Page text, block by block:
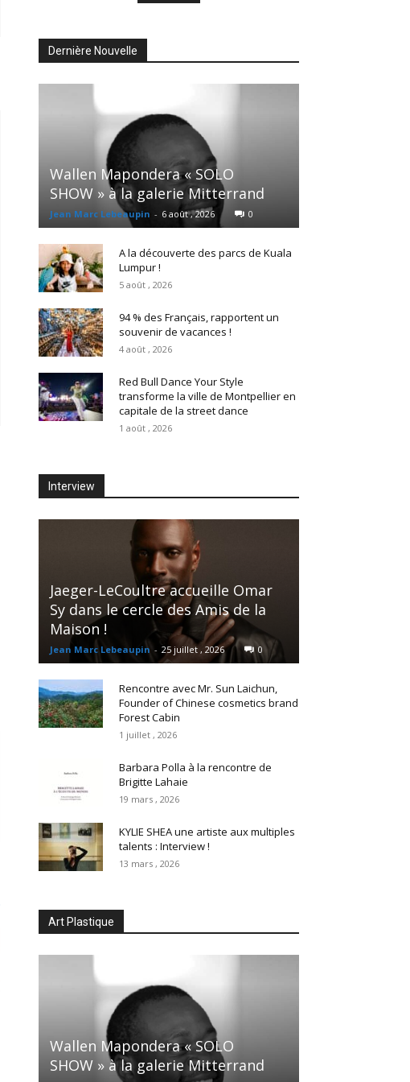
Dernière Nouvelle
Wallen Mapondera « SOLO
SHOW » à la galerie Mitterrand
Jean Marc Lebeaupin - 6 août , 2026 0
A la découverte des parcs de Kuala
Lumpur !
5 août , 2026
94 % des Français, rapportent un
souvenir de vacances !
4 août , 2026
Red Bull Dance Your Style
transforme la ville de Montpellier en
capitale de la street dance
1 août , 2026
Interview
Jaeger-LeCoultre accueille Omar
Sy dans le cercle des Amis de la
Maison !
Jean Marc Lebeaupin - 25 juillet , 2026 0
Rencontre avec Mr. Sun Laichun,
Founder of Chinese cosmetics brand
Forest Cabin
1 juillet , 2026
Barbara Polla à la rencontre de
Brigitte Lahaie
19 mars , 2026
KYLIE SHEA une artiste aux multiples
talents : Interview !
13 mars , 2026
Art Plastique
Wallen Mapondera « SOLO
SHOW » à la galerie Mitterrand